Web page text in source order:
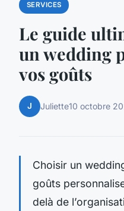
SERVICES
Le guide
un wedding
vos goûts
J Juliette10 octobre
Choisir un
goûts
delà de